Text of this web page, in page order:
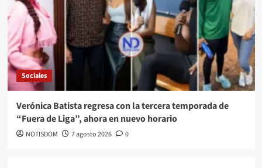
Sociales
Verónica Batista regresa con la tercera temporada de
“Fuera de Liga”, ahora en nuevo horario
NOTISDOM 7 agosto 2026 0